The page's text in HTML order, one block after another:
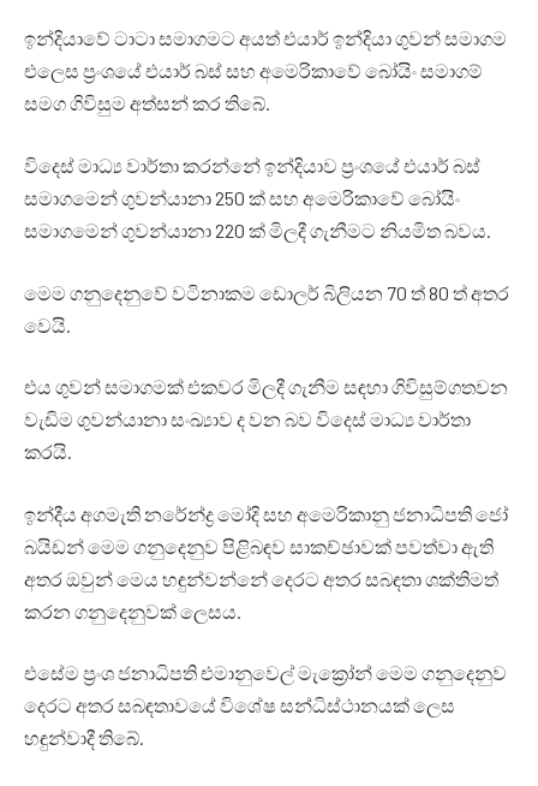
ඉන්දියාවේ ටාටා සමාගමට අයත් එයාර් ඉන්දියා ගුවන් සමාගම
එලෙස ප්‍රංශයේ එයාර් බස් සහ අමෙරිකාවේ බෝයිං සමාගම්
සමග ගිවිසුම අත්සන් කර තිබේ.
විදෙස් මාධ්‍ය වාර්තා කරන්නේ ඉන්දියාව ප්‍රංශයේ එයාර් බස්
සමාගමෙන් ගුවන්යානා 250 ක් සහ අමෙරිකාවේ බෝයිං
සමාගමෙන් ගුවන්යානා 220 ක් මිලදී ගැනීමට නියමිත බවය.
මෙම ගනුදෙනුවේ වටිනාකම ඩොලර් බිලියන 70 ත් 80 ත් අතර
වෙයි.
එය ගුවන් සමාගමක් එකවර මිලදී ගැනීම සඳහා ගිවිසුම්ගතවන
වැඩිම ගුවන්යානා සංඛ්‍යාව ද වන බව විදෙස් මාධ්‍ය වාර්තා
කරයි.
ඉන්දීය අගමැති නරේන්ද්‍ර මෝදි සහ අමෙරිකානු ජනාධිපති ජෝ
බයිඩන් මෙම ගනුදෙනුව පිළිබඳව සාකච්ඡාවක් පවත්වා ඇති
අතර ඔවුන් මෙය හඳුන්වන්නේ දෙරට අතර සබඳතා ශක්තිමත්
කරන ගනුදෙනුවක් ලෙසය.
එසේම ප්‍රංශ ජනාධිපති එමානුවෙල් මැක්‍රෝන් මෙම ගනුදෙනුව
දෙරට අතර සබඳතාවයේ විශේෂ සන්ධිස්ථානයක් ලෙස
හඳුන්වාදී තිබේ.